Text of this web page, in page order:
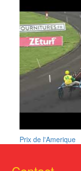
Prix de l'Amerique